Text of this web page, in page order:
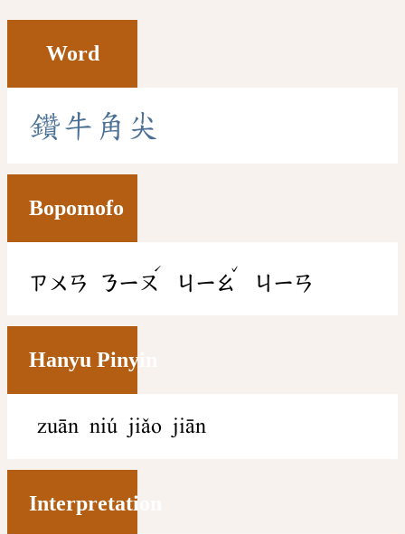
Word
鑽牛 角 尖
Bopomofo
ㄗㄨㄢ ㄋㄧㄡ
ˊ
ㄐㄧㄠ
ˇ
ㄐㄧㄢ
Hanyu Pinyin
zuān niú jiǎo jiān
Interpretation